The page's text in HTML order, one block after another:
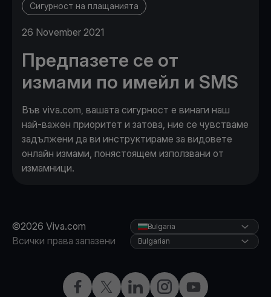
Сигурност на плащанията
26 November 2021
Предпазете се от
измами по имейл и SMS
Във viva.com, вашата сигурност е винаги наш
най-важен приоритет и затова, ние се чувстваме
задължени да ви инструктираме за видовете
онлайн измами, понястоящем използвани от
измамници.
©2026 Viva.com
Всички права запазени
Facebook
X LinkedInInstagramYouTube
Bulgaria
Bulgarian